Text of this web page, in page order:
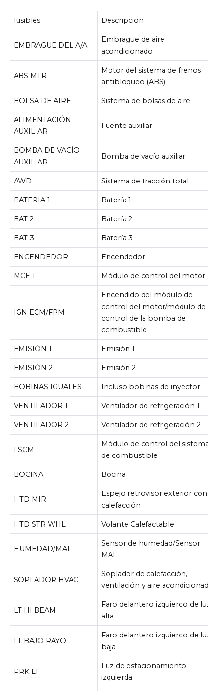
fusibles Descripción
EMBRAGUE DEL A/A
Embrague de aire
acondicionado
ABS MTR
Motor del sistema de frenos
antibloqueo (ABS)
BOLSA DE AIRE Sistema de bolsas de aire
ALIMENTACIÓN
AUXILIAR
Fuente auxiliar
BOMBA DE VACÍO
AUXILIAR
Bomba de vacío auxiliar
AWD Sistema de tracción total
BATERIA 1 Batería 1
BAT 2 Batería 2
BAT 3 Batería 3
ENCENDEDOR Encendedor
MCE 1 Módulo de control del motor 1
IGN ECM/FPM
Encendido del módulo de
control del motor/módulo de
control de la bomba de
combustible
EMISIÓN 1 Emisión 1
EMISIÓN 2 Emisión 2
BOBINAS IGUALES Incluso bobinas de inyector
VENTILADOR 1 Ventilador de refrigeración 1
VENTILADOR 2 Ventilador de refrigeración 2
FSCM
Módulo de control del sistema
de combustible
BOCINA Bocina
HTD MIR
Espejo retrovisor exterior con
calefacción
HTD STR WHL Volante Calefactable
HUMEDAD/MAF
Sensor de humedad/Sensor
MAF
SOPLADOR HVAC
Soplador de calefacción,
ventilación y aire acondicionado
LT HI BEAM
Faro delantero izquierdo de luz
alta
LT BAJO RAYO
Faro delantero izquierdo de luz
baja
PRK LT
Luz de estacionamiento
izquierda